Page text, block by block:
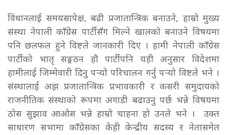
विधानलाई समयसापेक्ष, बढी प्रजातान्त्रिक बनाउने, हाम्रो मुख्य
संस्था नेपाली काँग्रेस पार्टीसँग मिल्ने खालको बनाउने विषयमा
पनि छलफल हुने विष्टले जानकारी दिए । हामी नेपाली काँग्रेस
पार्टीको भातृ सङ्गठन हौ पार्टीपनि यही अनुसार विदेशमा
हामीलाई जिम्मेवारी दिनु पर्‍यो परिचालन गर्नु पर्‍यो विष्टले भने ।
संस्थालाई अझ प्रजातान्त्रिक प्रभावकारी र कसरी समुदायको
राजनीतिक संस्थाको रूपमा अगाडी बढाउनु पर्छ भन्ने विषयमा
ठोस सुझाव आओस भन्ने हाम्रो चाहना हो उनले भने । उक्त
साधारण सभामा काँग्रेसका केही केन्द्रीय सदस्य र नेतासमेत